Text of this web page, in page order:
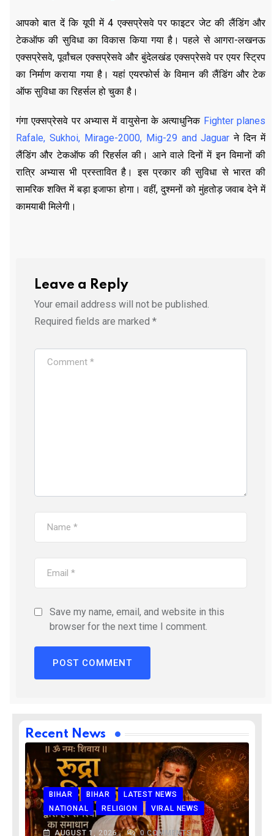
आपको बात दें कि यूपी में 4 एक्सप्रेसवे पर फाइटर जेट की लैंडिंग और
टेकऑफ की सुविधा का विकास किया गया है। पहले से आगरा-लखनऊ
एक्सप्रेसवे, पूर्वांचल एक्सप्रेसवे और बुंदेलखंड एक्सप्रेसवे पर एयर स्ट्रिप
का निर्माण कराया गया है। यहां एयरफोर्स के विमान की लैंडिंग और टेक
ऑफ सुविधा का रिहर्सल हो चुका है।
गंगा एक्सप्रेसवे पर अभ्यास में वायुसेना के अत्याधुनिक Fighter planes
Rafale, Sukhoi, Mirage-2000, Mig-29 and Jaguar ने दिन में
लैंडिंग और टेकऑफ की रिहर्सल की। आने वाले दिनों में इन विमानों की
रात्रि अभ्यास भी प्रस्तावित है। इस प्रकार की सुविधा से भारत की
सामरिक शक्ति में बड़ा इजाफा होगा। वहीं, दुश्मनों को मुंहतोड़ जवाब देने में
कामयाबी मिलेगी।
Leave a Reply
Your email address will not be published.
Required fields are marked *
Save my name, email, and website in this
browser for the next time I comment.
Recent News
BIHAR BIHAR
LATEST NEWS
NATIONAL
RELIGION VIRAL NEWS
AUGUST 1, 2026 0COMMENTS